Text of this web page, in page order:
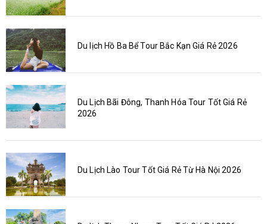
Du lịch Hồ Ba Bể Tour Bắc Kạn Giá Rẻ 2026
Du Lịch Bãi Đông, Thanh Hóa Tour Tốt Giá Rẻ
2026
Du Lịch Lào Tour Tốt Giá Rẻ Từ Hà Nội 2026